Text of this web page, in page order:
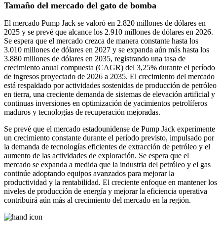
Tamaño del mercado del gato de bomba
El mercado Pump Jack se valoró en 2.820 millones de dólares en
2025 y se prevé que alcance los 2.910 millones de dólares en 2026.
Se espera que el mercado crezca de manera constante hasta los
3.010 millones de dólares en 2027 y se expanda aún más hasta los
3.880 millones de dólares en 2035, registrando una tasa de
crecimiento anual compuesta (CAGR) del 3,25% durante el período
de ingresos proyectado de 2026 a 2035. El crecimiento del mercado
está respaldado por actividades sostenidas de producción de petróleo
en tierra, una creciente demanda de sistemas de elevación artificial y
continuas inversiones en optimización de yacimientos petrolíferos
maduros y tecnologías de recuperación mejoradas.
Se prevé que el mercado estadounidense de Pump Jack experimente
un crecimiento constante durante el período previsto, impulsado por
la demanda de tecnologías eficientes de extracción de petróleo y el
aumento de las actividades de exploración. Se espera que el
mercado se expanda a medida que la industria del petróleo y el gas
continúe adoptando equipos avanzados para mejorar la
productividad y la rentabilidad. El creciente enfoque en mantener los
niveles de producción de energía y mejorar la eficiencia operativa
contribuirá aún más al crecimiento del mercado en la región.